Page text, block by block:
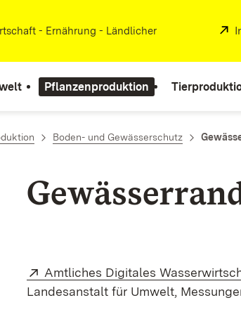
- Ernährung - Ländlicher
Pflanzenproduktion
Boden- und Gewässerschutz
Extern:
Amtliches Digitales
Landesanstalt für Umwelt,